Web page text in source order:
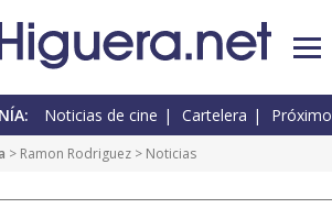
Noticias de cine Cartelera
> Ramon Rodriguez > Noticias